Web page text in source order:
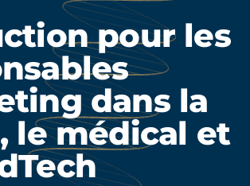
pour les
dans la
le médical et